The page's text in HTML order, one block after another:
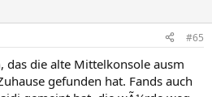
#65
das die alte Mittelkonsole ausm
gefunden hat. Fands auch